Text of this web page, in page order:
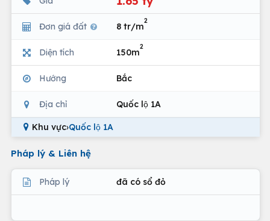
Đơn giá đất 8 tr/m
2
Diện tích 150m
2
Hướng Bắc
Địa chỉ Quốc lộ 1A
Khu vực›Quốc lộ 1A
Pháp lý & Liên hệ
Pháp lý đã có sổ đỏ